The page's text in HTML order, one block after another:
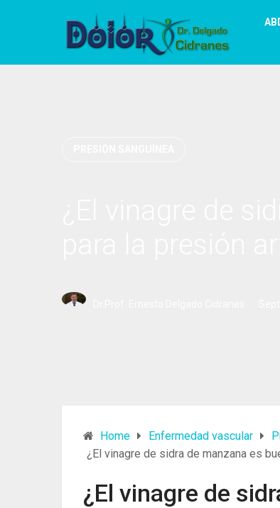
Home Enfermedad vascular
¿El vinagre de sidra de manzana es
¿El vinagre de